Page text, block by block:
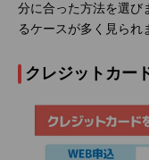
分に合った方法を選び
るケースが多く見られ
クレジットカー